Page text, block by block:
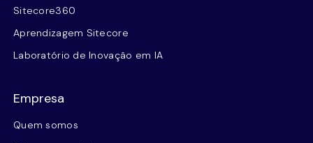
Sitecore360
Aprendizagem Sitecore
Laboratório de Inovação em IA
Empresa
Quem somos